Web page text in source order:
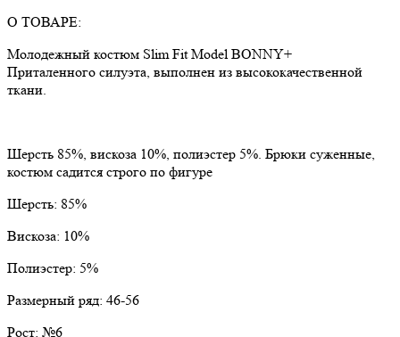
О ТОВАРЕ:
Молодежный костюм Slim Fit Model BONNY+
Приталенного силуэта, выполнен из высококачественной
ткани.
Шерсть 85%, вискоза 10%, полиэстер 5%. Брюки суженные,
костюм садится строго по фигуре
Шерсть: 85%
Вискоза: 10%
Полиэстер: 5%
Размерный ряд: 46-56
Рост: №6